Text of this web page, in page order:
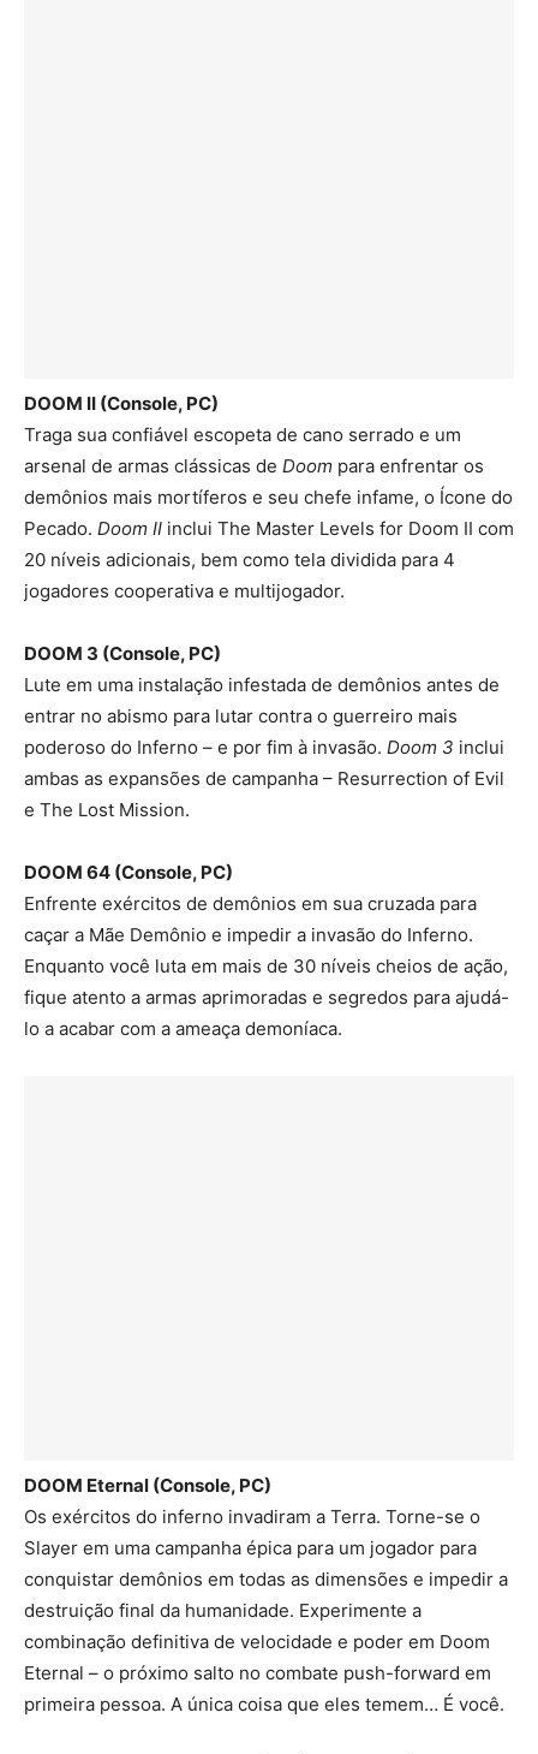
DOOM II (Console, PC)
Traga sua confiável escopeta de cano serrado e um
arsenal de armas clássicas de Doom para enfrentar os
demônios mais mortíferos e seu chefe infame, o Ícone do
Pecado. Doom II inclui The Master Levels for Doom II com
20 níveis adicionais, bem como tela dividida para 4
jogadores cooperativa e multijogador.
DOOM 3 (Console, PC)
Lute em uma instalação infestada de demônios antes de
entrar no abismo para lutar contra o guerreiro mais
poderoso do Inferno – e por fim à invasão. Doom 3 inclui
ambas as expansões de campanha – Resurrection of Evil
e The Lost Mission.
DOOM 64 (Console, PC)
Enfrente exércitos de demônios em sua cruzada para
caçar a Mãe Demônio e impedir a invasão do Inferno.
Enquanto você luta em mais de 30 níveis cheios de ação,
fique atento a armas aprimoradas e segredos para ajudá-
lo a acabar com a ameaça demoníaca.
DOOM Eternal (Console, PC)
Os exércitos do inferno invadiram a Terra. Torne-se o
Slayer em uma campanha épica para um jogador para
conquistar demônios em todas as dimensões e impedir a
destruição final da humanidade. Experimente a
combinação definitiva de velocidade e poder em Doom
Eternal – o próximo salto no combate push-forward em
primeira pessoa. A única coisa que eles temem… É você.